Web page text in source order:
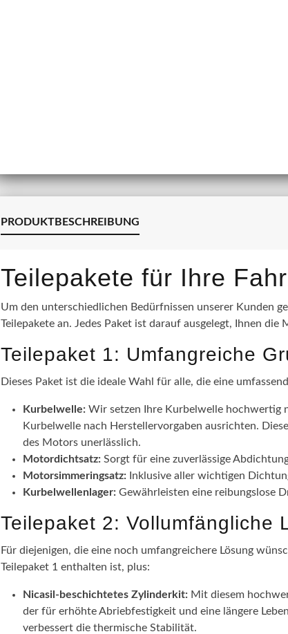
PRODUKTBESCHREIBUNG
Teilepakete für Ihre
Um den unterschiedlichen Bedürfnissen unserer Kunden
Teilepakete an. Jedes Paket ist darauf ausgelegt, Ihnen
Teilepaket 1: Umfangreiche
Dieses Paket ist die ideale Wahl für alle, die eine
Kurbelwelle: Wir setzen Ihre Kurbelwelle hochwertig
Kurbelwelle nach Herstellervorgaben ausrichten.
des Motors unerlässlich.
Motordichtsatz: Sorgt für eine zuverlässige
Motorsimmeringsatz: Inklusive aller wichtigen
Kurbelwellenlager: Gewährleisten eine reibungslose
Teilepaket 2: Vollumfängliche
Für diejenigen, die eine noch umfangreichere Lösung
Teilepaket 1 enthalten ist, plus:
Nicasil-beschichtetes Zylinderkit: Mit diesem
der für erhöhte Abriebfestigkeit und eine längere
verbessert die thermische Stabilität.